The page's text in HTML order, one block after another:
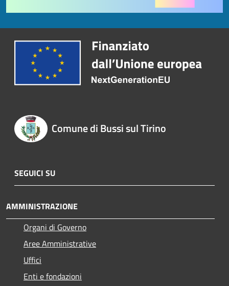
Comune di Bussi sul Tirino
SEGUICI SU
AMMINISTRAZIONE
Organi di Governo
Aree Amministrative
Uffici
Enti e fondazioni